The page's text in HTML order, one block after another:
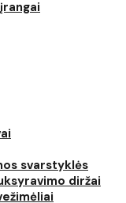
svarstyklės
diržai